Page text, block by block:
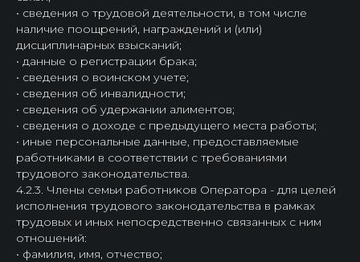
• сведения о трудовой деятельности, в том числе
наличие поощрений, награждений и (или)
дисциплинарных взысканий;
• данные о регистрации брака;
• сведения о воинском учете;
• сведения об инвалидности;
• сведения об удержании алиментов;
• сведения о доходе с предыдущего места работы;
• иные персональные данные, предоставляемые
работниками в соответствии с требованиями
трудового законодательства.
4.2.3. Члены семьи работников Оператора - для целей
исполнения трудового законодательства в рамках
трудовых и иных непосредственно связанных с ним
отношений:
• фамилия, имя, отчество;